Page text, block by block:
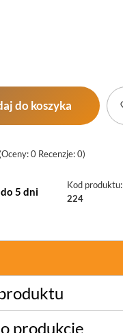
do koszyka
(Oceny: 0 Recenzje: 0)
do 5 dni
Kod produktu:
224
produkcie